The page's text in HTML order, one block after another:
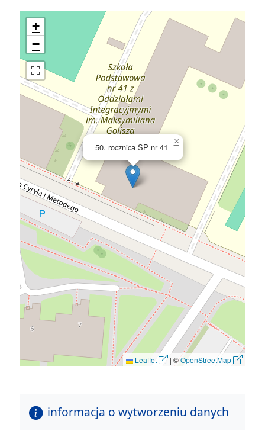
50. rocznica SP nr 41
×
+
−
Leaflet | ©OpenStreetMap
informacja o wytworzeniu danych